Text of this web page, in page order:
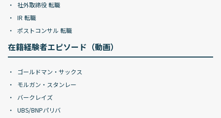
社外取締役 転職
IR 転職
ポストコンサル 転職
在籍経験者エピソード（動画）
ゴールドマン・サックス
モルガン・スタンレー
バークレイズ
UBS/BNPパリバ